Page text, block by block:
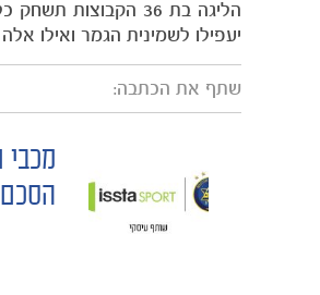
יעפילו לשמינית הגמר ואילו אלה שיסיימו במקומות 9-24 יתחרו
שתף את הכתבה:
POST
NAVIGATION